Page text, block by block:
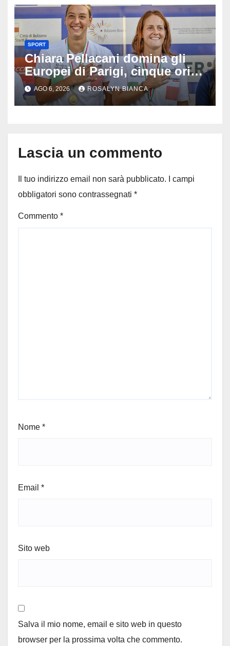
SPORT
Chiara Pellacani domina gli
Europei di Parigi, cinque ori in
cinque gare: ‘Nel sincro siamo
da medaglia olimpica’
AGO 6, 2026 ROSALYN BIANCA
Lascia un commento
Il tuo indirizzo email non sarà pubblicato.
I campi
obbligatori sono contrassegnati *
Commento *
Nome *
Email *
Sito web
Salva il mio nome, email e sito web in questo
browser per la prossima volta che commento.